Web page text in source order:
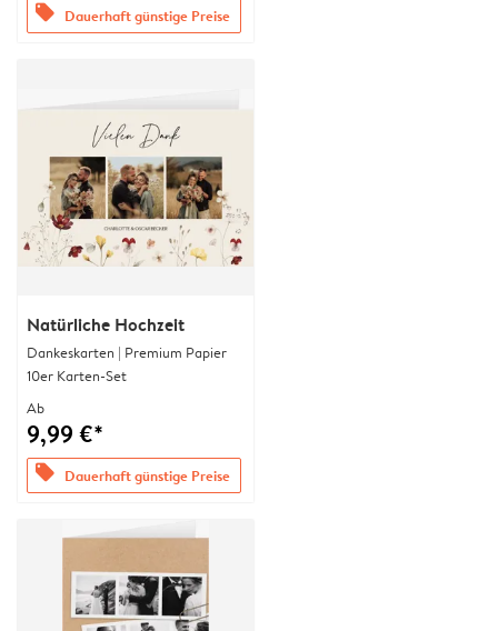
offers Dauerhaft günstige Preise
Natürliche Hochzeit
Dankeskarten | Premium Papier
10er Karten-Set
Ab
9,99 €*
offers Dauerhaft günstige Preise